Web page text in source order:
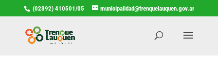
(02392) 410501/05 municipalidad@trenquelauquen.gov.ar